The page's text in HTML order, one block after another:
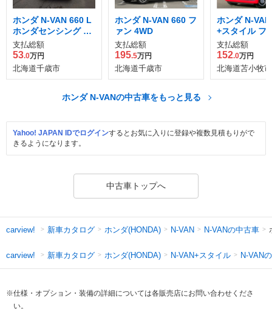
ホンダ N-VAN 660 L
ホンダセンシング 4
WD
支払総額
53.0万円
北海道千歳市
ホンダ N-VAN 660 フ
ァン 4WD
支払総額
195.5万円
北海道千歳市
ホンダ N-
+スタイル フ
ーボ 4WD
支払総額
152.0万円
北海道苫小牧市
ホンダ N-VANの中古車をもっと見る
Yahoo! JAPAN IDでログインするとお気に入りに登録や複数見積もりがで
きるようになります。
中古車トップへ
carview! 新車カタログ ホンダ(HONDA) N-VAN N-VANの中古車
carview! 新車カタログ ホンダ(HONDA) N-VAN+スタイル N-VAN
※仕様・オプション・装備の詳細については各販売店にお問い合わせくださ
い。